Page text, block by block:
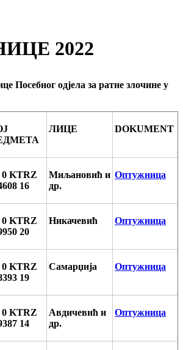
2022
Посебног одјела за ратне злочине у
ЛИЦЕ DOKUMENT
0 KTRZ
16
Миљановић и
др.
Оптужница
0 KTRZ
20
Никачевић Оптужница
0 KTRZ
19
Самарџија Оптужница
0 KTRZ
14
Авдичевић и
др.
Оптужница